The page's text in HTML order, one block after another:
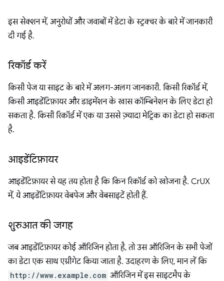
इस सेक्शन में, अनुरोधों और जवाबों में डेटा के स्ट्रक्चर के बारे में जानकारी
दी गई है.
रिकॉर्ड करें
किसी पेज या साइट के बारे में अलग-अलग जानकारी. किसी रिकॉर्ड में,
किसी आइडेंटिफ़ायर और डाइमेंशन के खास कॉम्बिनेशन के लिए डेटा हो
सकता है. किसी रिकॉर्ड में एक या उससे ज़्यादा मेट्रिक का डेटा हो सकता
है.
आइडेंटिफ़ायर
आइडेंटिफ़ायर से यह तय होता है कि किन रिकॉर्ड को खोजना है. CrUX
में, ये आइडेंटिफ़ायर वेबपेज और वेबसाइटें होती हैं.
शुरुआत की जगह
जब आइडेंटिफ़ायर कोई ऑरिजिन होता है, तो उस ऑरिजिन के सभी पेजों
का डेटा एक साथ एग्रीगेट किया जाता है. उदाहरण के लिए, मान लें कि
http://www.example.com ऑरिजिन में इस साइटमैप के